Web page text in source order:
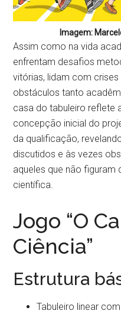
Imagem:
Assim como na vida
enfrentam desafios
vitórias, lidam com
obstáculos tanto
casa do tabuleiro reflete
concepção inicial do
da qualificação,
discutidos e às vezes
aqueles que não
científica.
Jogo “O
Ciência”
Estrutura
Tabuleiro linear